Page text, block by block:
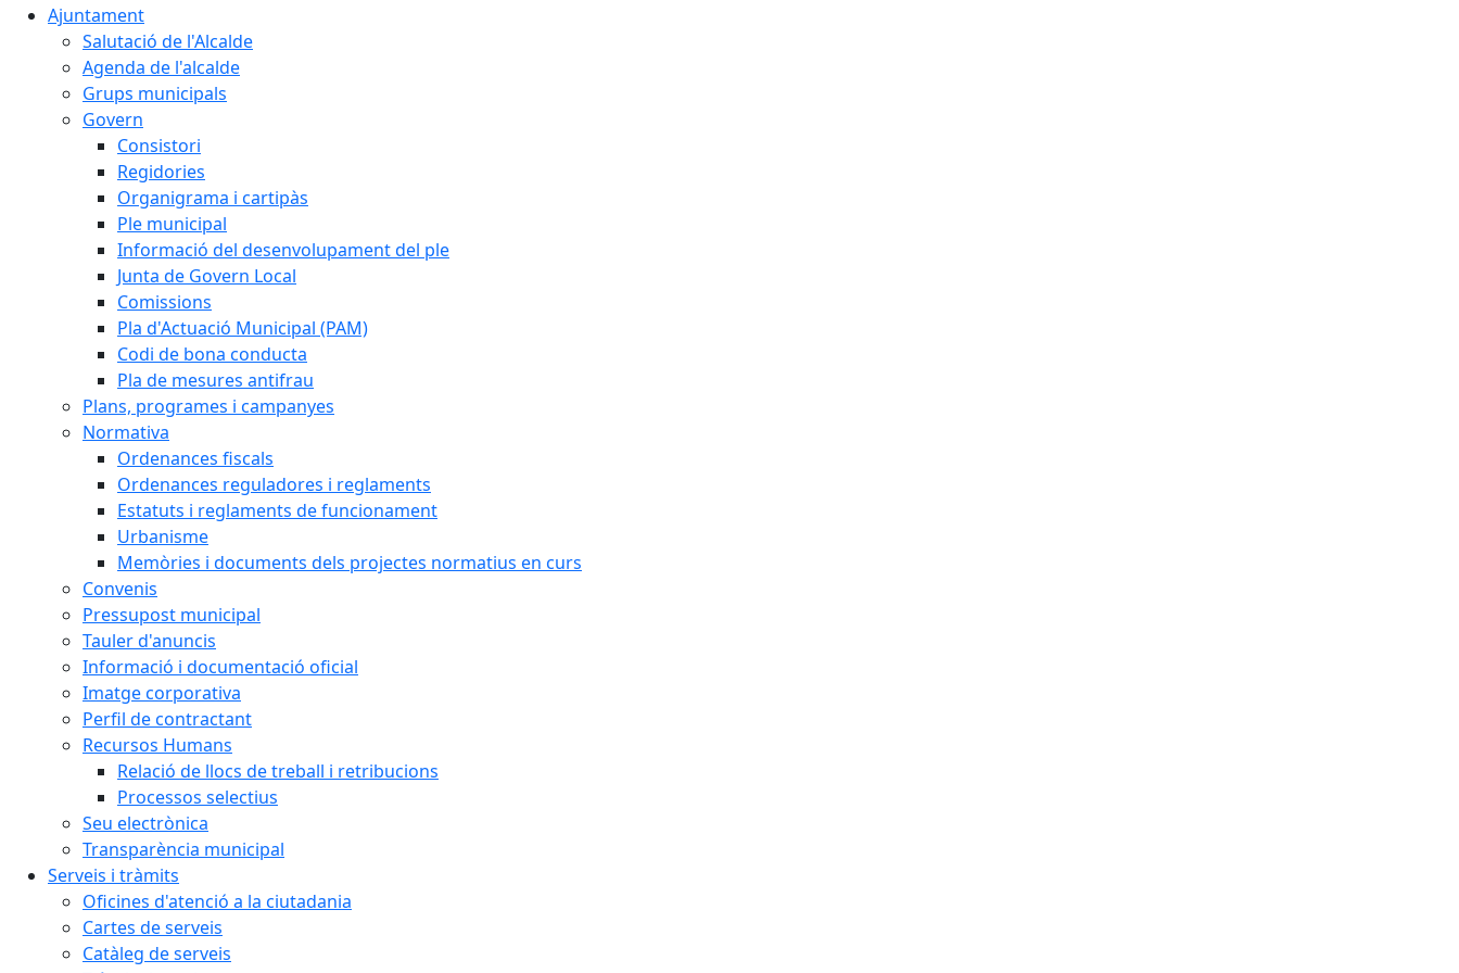
Ajuntament
Salutació de l'Alcalde
Agenda de l'alcalde
Grups municipals
Govern
Consistori
Regidories
Organigrama i cartipàs
Ple municipal
Informació del desenvolupament del ple
Junta de Govern Local
Comissions
Pla d'Actuació Municipal (PAM)
Codi de bona conducta
Pla de mesures antifrau
Plans, programes i campanyes
Normativa
Ordenances fiscals
Ordenances reguladores i reglaments
Estatuts i reglaments de funcionament
Urbanisme
Memòries i documents dels projectes normatius en curs
Convenis
Pressupost municipal
Tauler d'anuncis
Informació i documentació oficial
Imatge corporativa
Perfil de contractant
Recursos Humans
Relació de llocs de treball i retribucions
Processos selectius
Seu electrònica
Transparència municipal
Serveis i tràmits
Oficines d'atenció a la ciutadania
Cartes de serveis
Catàleg de serveis